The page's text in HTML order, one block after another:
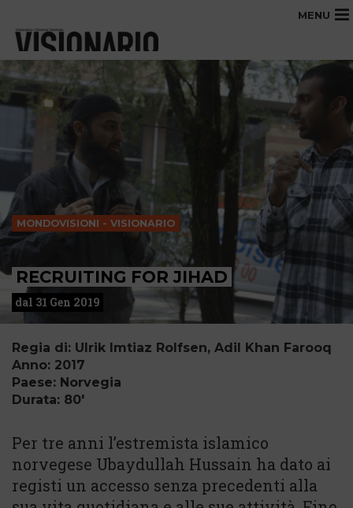
MENU
MONDOVISIONI - VISIONARIO
RECRUITING FOR JIHAD
dal 31 Gen 2019
Regia di: Ulrik Imtiaz Rolfsen, Adil Khan Farooq
Anno: 2017
Paese: Norvegia
Durata: 80'
Per tre anni l’estremista islamico
norvegese Ubaydullah Hussain ha dato ai
registi un accesso senza precedenti alla